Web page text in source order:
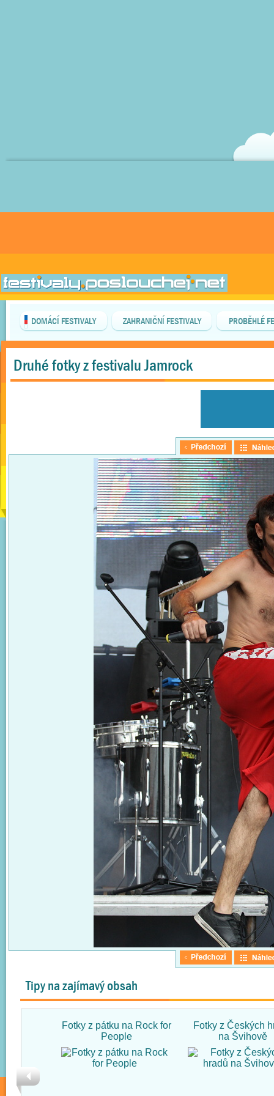
DOMÁCÍ FESTIVALY ZAHRANIČNÍ FESTIVALY PROBĚHLÉ
Druhé fotky z festivalu Jamrock
Tipy na zajímavý obsah
Fotky z pátku na Rock for
People
Fotky z Českých
na Švihově